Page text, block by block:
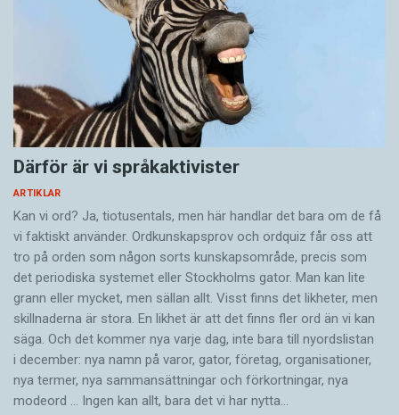
Därför är vi språkaktivister
ARTIKLAR
Kan vi ord? Ja, tiotusentals, men här handlar det bara om de få
vi faktiskt använder. Ordkunskapsprov och ordquiz får oss att
tro på orden som någon sorts kunskapsområde, precis som
det periodiska systemet eller Stockholms gator. Man kan lite
grann eller mycket, men sällan allt. Visst finns det likheter, men
skillnaderna är stora. En likhet är att det finns fler ord än vi kan
säga. Och det kommer nya varje dag, inte bara till nyordslistan
i december: nya namn på varor, gator, företag, organisationer,
nya termer, nya samman­sättningar och förkortningar, nya
modeord … Ingen kan allt, bara det vi har nytta…